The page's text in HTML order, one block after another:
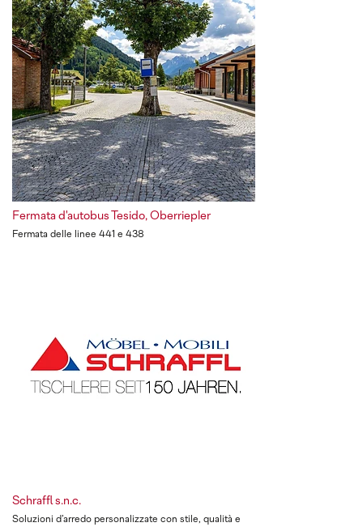
Fermata d'autobus Tesido, Oberriepler
Fermata delle linee 441 e 438
Schraffl s.n.c.
Soluzioni d’arredo personalizzate con stile, qualità e